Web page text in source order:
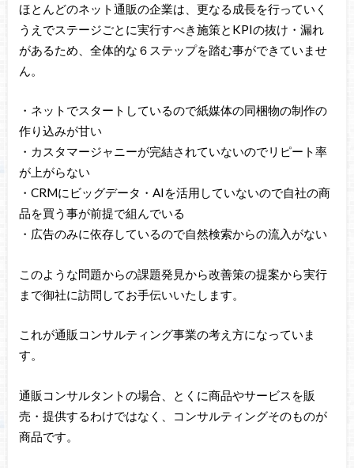
ほとんどのネット通販の企業は、更なる成長を行っていく
うえでステージごとに実行すべき施策とKPIの抜け・漏れ
があるため、全体的な６ステップを踏む事ができていませ
ん。
・ネットでスタートしているので紙媒体の同梱物の制作の
作り込みが甘い
・カスタマージャニーが完結されていないのでリピート率
が上がらない
・CRMにビッグデータ・AIを活用していないので自社の商
品を買う事が前提で組んでいる
・広告のみに依存しているので自然検索からの流入がない
このような問題からの課題発見から改善策の提案から実行
まで御社に訪問してお手伝いいたします。
これが通販コンサルティング事業の考え方になっていま
す。
通販コンサルタントの場合、とくに商品やサービスを販
売・提供するわけではなく、コンサルティングそのものが
商品です。